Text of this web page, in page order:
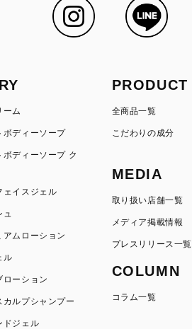
ーム
ボディーソープ
ディーソープ ク
ェイスジェル
ュ
アムローション
ル
ローション
カルプシャンプー
ドジェル
PRODUCT
全商品一覧
こだわりの成分
MEDIA
取り扱い店舗一覧
メディア掲載情報
プレスリリース一覧
COLUMN
コラム一覧